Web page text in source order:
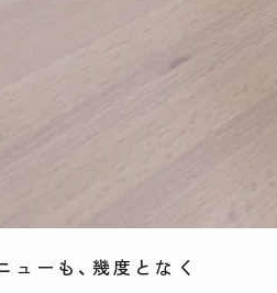
ューも、幾度となく